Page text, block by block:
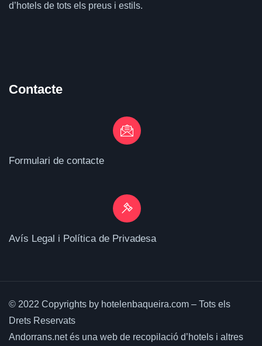
d’hotels de tots els preus i estils.
Contacte
Formulari de contacte
Avís Legal i Política de Privadesa
© 2022 Copyrights by hotelenbaqueira.com – Tots els
Drets Reservats
Andorrans.net és una web de recopilació d’hotels i altres